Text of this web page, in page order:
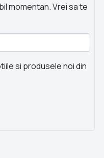
momentan. Vrei sa te
si produsele noi din